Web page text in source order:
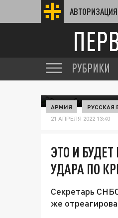
АВТОРИЗАЦИЯ
РУБРИКИ
АРМИЯ РУССКАЯ
21 АПРЕЛЯ 2022 13:40
ЭТО И
УДАРА ПО
Секретарь
же